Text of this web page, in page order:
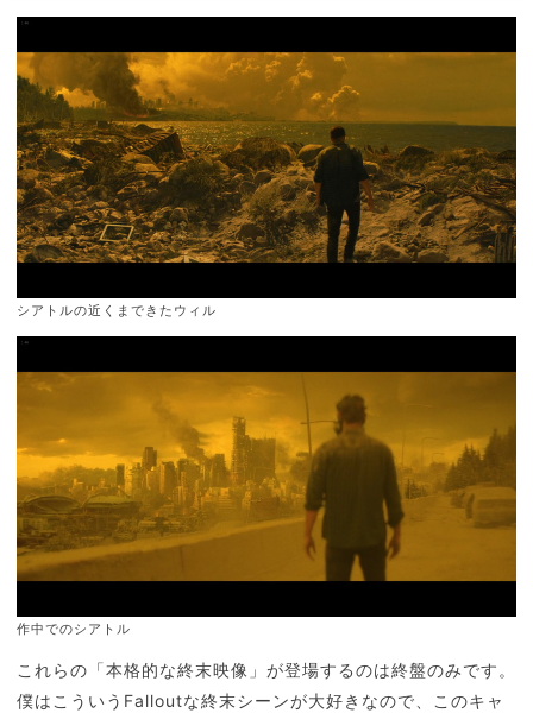
シアトルの近くまできたウィル
作中でのシアトル
これらの「本格的な終末映像」が登場するのは終盤のみです。
僕はこういうFalloutな終末シーンが大好きなので、このキャ